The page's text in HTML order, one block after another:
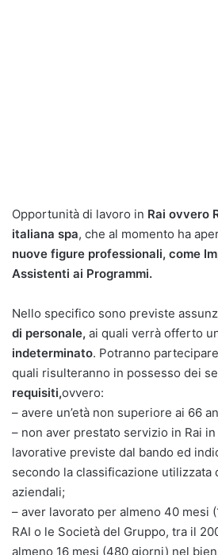
Opportunità di lavoro in Rai ovvero
italiana spa, che al momento ha
nuove figure professionali, come
Assistenti ai Programmi.
Nello specifico sono previste
di personale, ai quali verrà offerto
indeterminato. Potranno
quali risulteranno in possesso dei
requisiti,ovvero:
– avere un’età non superiore ai 66
– non aver prestato servizio in Rai
lavorative previste dal bando ed
secondo la classificazione utilizzata
aziendali;
– aver lavorato per almeno 40 mesi
RAI o le Società del Gruppo, tra il
almeno 16 mesi (480 giorni) nel